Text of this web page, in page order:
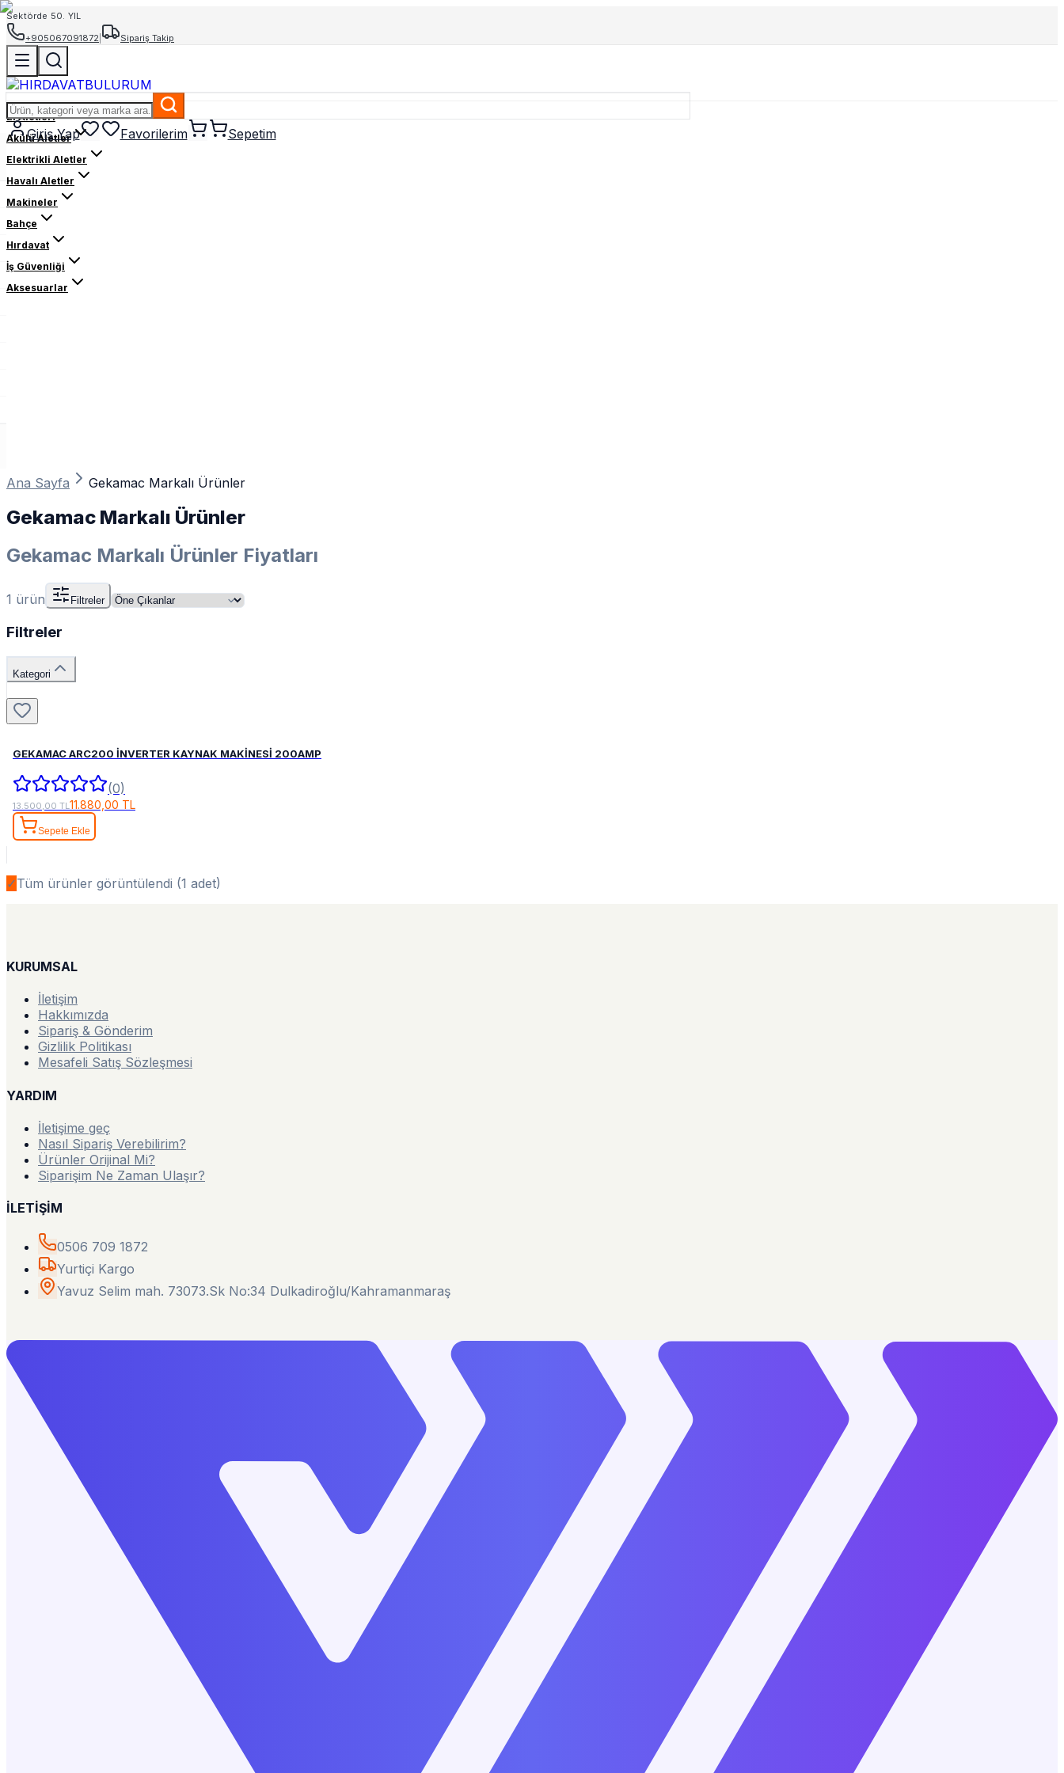
Sektörde 50. YIL
+905067091872
Sipariş Takip
Giriş Yap Favorilerim Sepetim
El Aletleri
Akülü Aletler
Elektrikli Aletler
Havalı Aletler
Makineler
Bahçe
Hırdavat
İş Güvenliği
Aksesuarlar
Ana Sayfa Gekamac Markalı Ürünler
Gekamac Markalı Ürünler
Gekamac Markalı Ürünler Fiyatları
1 ürün Filtreler
Filtreler
Kategori
GEKAMAC ARC200 İNVERTER KAYNAK MAKİNESİ 200AMP
(0)
13.500,00 TL 11.880,00 TL
Sepete Ekle
✓Tüm ürünler görüntülendi (1 adet)
KURUMSAL
İletişim
Hakkımızda
Sipariş & Gönderim
Gizlilik Politikası
Mesafeli Satış Sözleşmesi
YARDIM
İletişime geç
Nasıl Sipariş Verebilirim?
Ürünler Orijinal Mi?
Siparişim Ne Zaman Ulaşır?
İLETİŞİM
0506 709 1872
Yurtiçi Kargo
Yavuz Selim mah. 73073.Sk No:34 Dulkadiroğlu/Kahramanmaraş